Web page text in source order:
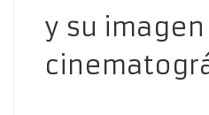
y su imagen